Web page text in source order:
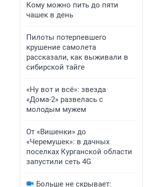
Кому можно пить до пяти
чашек в день
Пилоты потерпевшего
крушение самолета
рассказали, как выживали в
сибирской тайге
«Ну вот и всё»: звезда
«Дома-2» развелась с
молодым мужем
От «Вишенки» до
«Черемушек»: в дачных
поселках Курганской области
запустили сеть 4G
Больше не скрывает: